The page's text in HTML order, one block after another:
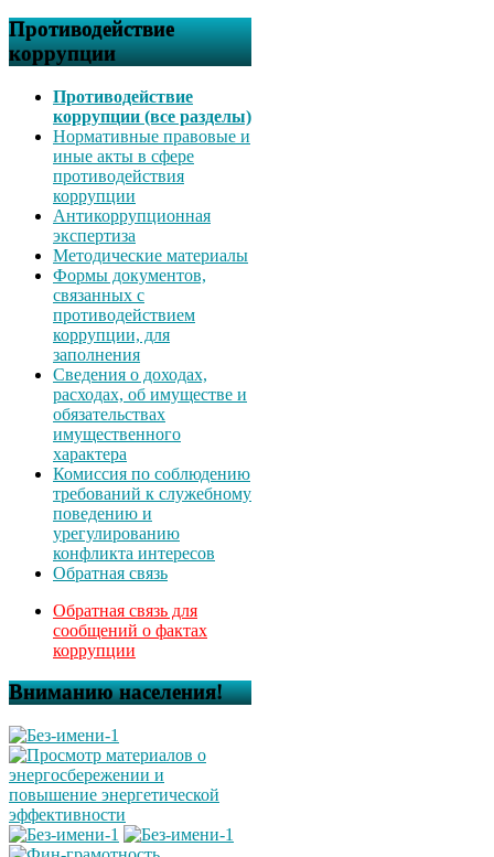
Противодействие
коррупции
Противодействие
коррупции (все разделы)
Нормативные правовые и
иные акты в сфере
противодействия
коррупции
Антикоррупционная
экспертиза
Методические материалы
Формы документов,
связанных с
противодействием
коррупции, для
заполнения
Сведения о доходах,
расходах, об имуществе и
обязательствах
имущественного
характера
Комиссия по соблюдению
требований к служебному
поведению и
урегулированию
конфликта интересов
Обратная связь
Обратная связь для
сообщений о фактах
коррупции
Вниманию населения!